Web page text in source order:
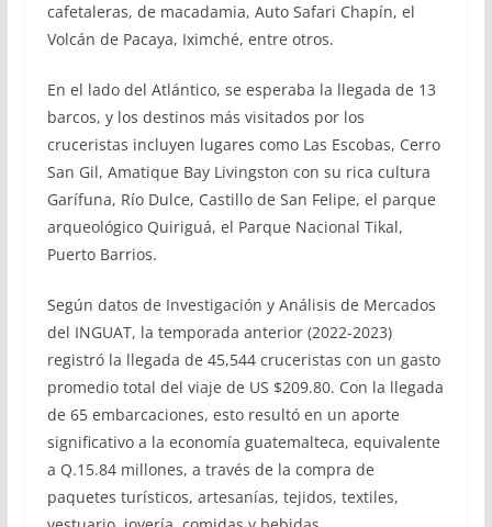
cafetaleras, de macadamia, Auto Safari Chapín, el
Volcán de Pacaya, Iximché, entre otros.
En el lado del Atlántico, se esperaba la llegada de 13
barcos, y los destinos más visitados por los
cruceristas incluyen lugares como Las Escobas, Cerro
San Gil, Amatique Bay Livingston con su rica cultura
Garífuna, Río Dulce, Castillo de San Felipe, el parque
arqueológico Quiriguá, el Parque Nacional Tikal,
Puerto Barrios.
Según datos de Investigación y Análisis de Mercados
del INGUAT, la temporada anterior (2022-2023)
registró la llegada de 45,544 cruceristas con un gasto
promedio total del viaje de US $209.80. Con la llegada
de 65 embarcaciones, esto resultó en un aporte
significativo a la economía guatemalteca, equivalente
a Q.15.84 millones, a través de la compra de
paquetes turísticos, artesanías, tejidos, textiles,